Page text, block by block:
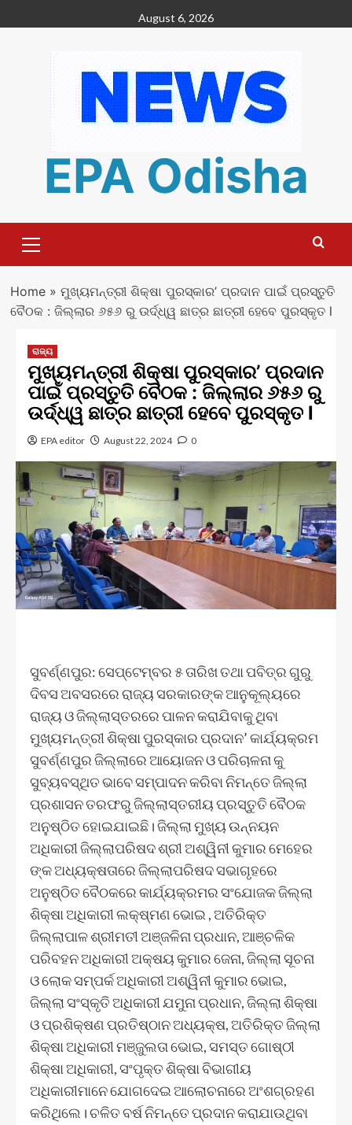
to
August 6, 2026
EPA Odisha
Menu
Home» ମୁଖ୍ୟମନ୍ତ୍ରୀ ଶିକ୍ଷା ପୁରସ୍କାର’ ପ୍ରଦାନ ପାଇଁ ପ୍ରସ୍ତୁତି
ବୈଠକ : ଜିଲ୍ଲାର ୬୫୬ ରୁ ଉର୍ଦ୍ଧ୍ୱ ଛାତ୍ର ଛାତ୍ରୀ ହେବେ ପୁରସ୍କୃତ l
ରାଜ୍ୟ
ମୁଖ୍ୟମନ୍ତ୍ରୀ ଶିକ୍ଷା ପୁରସ୍କାର’ ପ୍ରଦାନ
ପାଇଁ ପ୍ରସ୍ତୁତି ବୈଠକ : ଜିଲ୍ଲାର ୬୫୬ ରୁ
ଉର୍ଦ୍ଧ୍ୱ ଛାତ୍ର ଛାତ୍ରୀ ହେବେ ପୁରସ୍କୃତ l
EPA editor August 22, 2024 0
ସୁବର୍ଣ୍ଣପୁର: ସେପ୍ଟେମ୍ବର ୫ ତାରିଖ ତଥା ପବିତ୍ର ଗୁରୁ
ଦିବସ ଅବସରରେ ରାଜ୍ୟ ସରକାରଙ୍କ ଆନୁକୂଲ୍ୟରେ
ରାଜ୍ୟ ଓ ଜିଲ୍ଲାସ୍ତରରେ ପାଳନ କରାଯିବାକୁ ଥିବା
ମୁଖ୍ୟମନ୍ତ୍ରୀ ଶିକ୍ଷା ପୁରସ୍କାର ପ୍ରଦାନ’ କାର୍ଯ୍ୟକ୍ରମ
ସୁବର୍ଣ୍ଣପୁର ଜିଲ୍ଲାରେ ଆୟୋଜନ ଓ ପରିଚାଳନା କୁ
ସୁବ୍ୟବସ୍ଥିତ ଭାବେ ସମ୍ପାଦନ କରିବା ନିମନ୍ତେ ଜିଲ୍ଲା
ପ୍ରଶାସନ ତରଫରୁ ଜିଲ୍ଲାସ୍ତରୀୟ ପ୍ରସ୍ତୁତି ବୈଠକ
ଅନୁଷ୍ଠିତ ହୋଇଯାଇଛି। ଜିଲ୍ଲା ମୁଖ୍ୟ ଉନ୍ନୟନ
ଅଧିକାରୀ ଜିଲ୍ଲାପରିଷଦ ଶ୍ରୀ ଅଶ୍ୱିନୀ କୁମାର ମେହେର
ଙ୍କ ଅଧ୍ୟକ୍ଷତାରେ ଜିଲ୍ଲାପରିଷଦ ସଭାଗୃହରେ
ଅନୁଷ୍ଠିତ ବୈଠକରେ କାର୍ଯ୍ୟକ୍ରମର ସଂଯୋଜକ ଜିଲ୍ଲା
ଶିକ୍ଷା ଅଧିକାରୀ ଲକ୍ଷ୍ମଣ ଭୋଇ , ଅତିରିକ୍ତ
ଜିଲ୍ଲାପାଳ ଶ୍ରୀମତୀ ଅଞ୍ଜଳିନା ପ୍ରଧାନ, ଆଞ୍ଚଳିକ
ପରିବହନ ଅଧିକାରୀ ଅକ୍ଷୟ କୁମାର ଜେନା, ଜିଲ୍ଲା ସୂଚନା
ଓ ଲୋକ ସମ୍ପର୍କ ଅଧିକାରୀ ଅଶ୍ୱିନୀ କୁମାର ଭୋଇ,
ଜିଲ୍ଲା ସଂସ୍କୃତି ଅଧିକାରୀ ଯମୁନା ପ୍ରଧାନ, ଜିଲ୍ଲା ଶିକ୍ଷା
ଓ ପ୍ରଶିକ୍ଷଣ ପ୍ରତିଷ୍ଠାନ ଅଧ୍ୟକ୍ଷ, ଅତିରିକ୍ତ ଜିଲ୍ଲା
ଶିକ୍ଷା ଅଧିକାରୀ ମଞ୍ଜୁଲତା ଭୋଇ, ସମସ୍ତ ଗୋଷ୍ଠୀ
ଶିକ୍ଷା ଅଧିକାରୀ, ସଂପୃକ୍ତ ଶିକ୍ଷା ବିଭାଗୀୟ
ଅଧିକାରୀମାନେ ଯୋଗଦେଇ ଆଲୋଚନାରେ ଅଂଶଗ୍ରହଣ
କରିଥିଲେ। ଚଳିତ ବର୍ଷ ନିମନ୍ତେ ପ୍ରଦାନ କରାଯାଉଥିବା